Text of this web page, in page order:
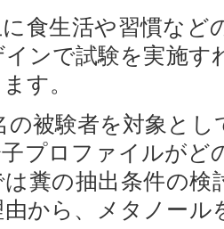
食生活や習慣など
ンで試験を実施
す。
の被験者を対象と
プロファイルがど
糞の抽出条件の検
から、メタノール